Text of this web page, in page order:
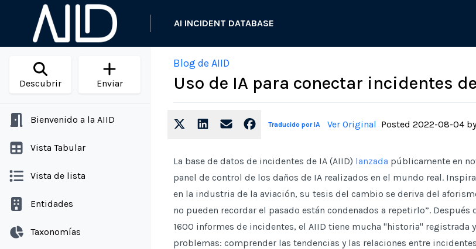
AI INCIDENT DATABASE
Descubrir Enviar
Bienvenido a la AIID
Vista Tabular
Vista de lista
Entidades
Taxonomías
Blog de AIID
Uso de IA para conectar incidentes
Traducido por IA Ver Original Posted 2022-08-04
La base de datos de incidentes de IA (AIID) lanzada públicamente en
panel de control de los daños de IA realizados en el mundo real.
en la industria de la aviación, su tesis del cambio se deriva del
no pueden recordar el pasado están condenados a repetirlo”.
1600 informes de incidentes, el AIID tiene mucha "historia" registrada
problemas: comprender las tendencias y las relaciones entre